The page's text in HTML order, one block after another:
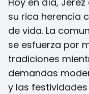
su rica herencia
de vida. La
se esfuerza por
tradiciones
demandas
y las